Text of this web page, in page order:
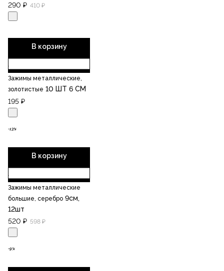
290 ₽ 410 ₽
В корзину
Зажимы металлические,
золотистые 10 ШТ 6 СМ
195 ₽
-13%
В корзину
Зажимы металлические
большие, серебро 9см,
12шт
520 ₽ 598 ₽
-9%